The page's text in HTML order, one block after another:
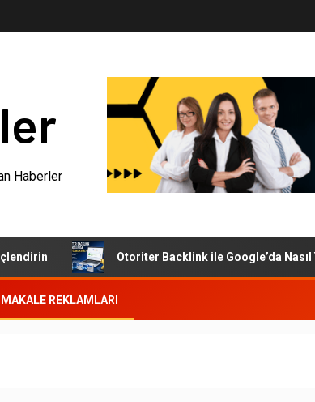
Haberler
Otoriter Backlink ile Google’da Nasıl
MAKALE REKLAMLARI